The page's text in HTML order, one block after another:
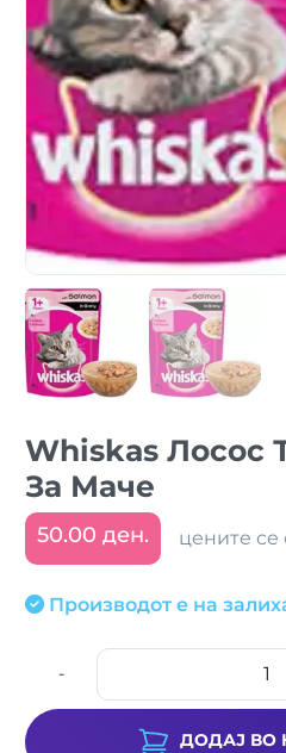
Whiskas Лосос
За Маче
50.00 ден. цените
Производот е на
-
ДОДАЈ ВО